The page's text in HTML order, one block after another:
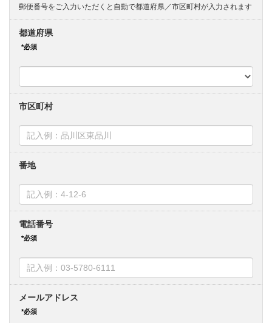
郵便番号をご入力いただくと自動で都道府県／市区町村が入力されます
都道府県
市区町村
番地
電話番号
メールアドレス